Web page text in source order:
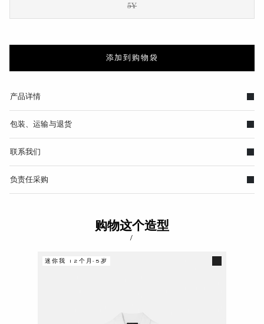
5Y
添加到购物袋
产品详情
包装、运输与退货
联系我们
负责任采购
购物这个造型
/
迷你我 12个月-5岁